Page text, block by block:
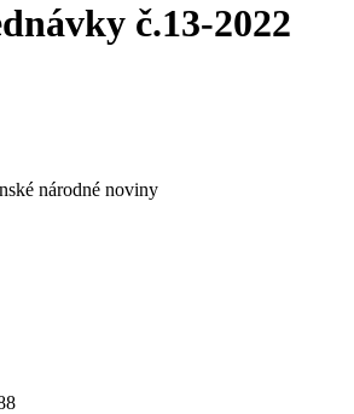
č.13-2022
národné noviny